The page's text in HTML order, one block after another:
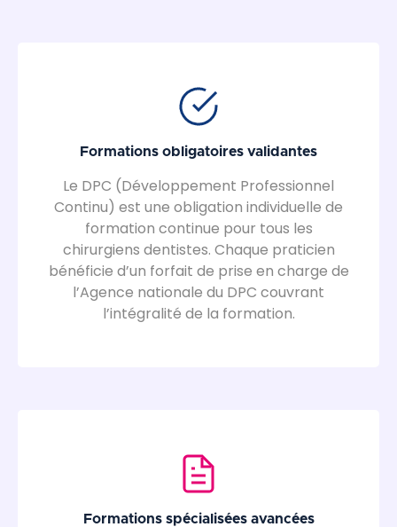
Formations obligatoires validantes
Le DPC (Développement Professionnel
Continu) est une obligation individuelle de
formation continue pour tous les
chirurgiens dentistes. Chaque praticien
bénéficie d’un forfait de prise en charge de
l’Agence nationale du DPC couvrant
l’intégralité de la formation.
Formations spécialisées avancées